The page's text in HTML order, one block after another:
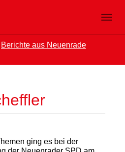
Berichte aus Neuenrade
ging es bei der